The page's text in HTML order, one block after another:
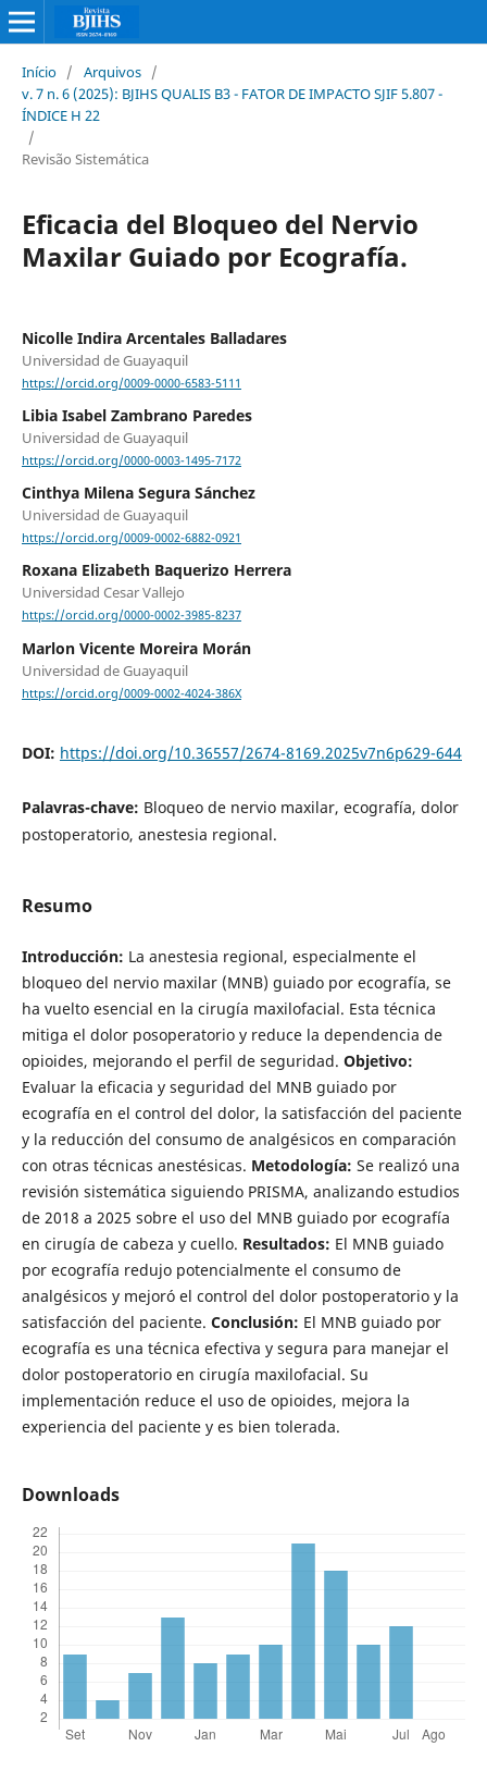
Início / Arquivos /
v. 7 n. 6 (2025): BJIHS QUALIS B3 - FATOR DE IMPACTO SJIF 5.807 -
ÍNDICE H 22
/
Revisão Sistemática
Eficacia del Bloqueo del Nervio
Maxilar Guiado por Ecografía.
Nicolle Indira Arcentales Balladares
Universidad de Guayaquil
https://orcid.org/0009-0000-6583-5111
Libia Isabel Zambrano Paredes
Universidad de Guayaquil
https://orcid.org/0000-0003-1495-7172
Cinthya Milena Segura Sánchez
Universidad de Guayaquil
https://orcid.org/0009-0002-6882-0921
Roxana Elizabeth Baquerizo Herrera
Universidad Cesar Vallejo
https://orcid.org/0000-0002-3985-8237
Marlon Vicente Moreira Morán
Universidad de Guayaquil
https://orcid.org/0009-0002-4024-386X
DOI: https://doi.org/10.36557/2674-8169.2025v7n6p629-644
Palavras-chave: Bloqueo de nervio maxilar, ecografía, dolor
postoperatorio, anestesia regional.
Resumo
Introducción: La anestesia regional, especialmente el
bloqueo del nervio maxilar (MNB) guiado por ecografía, se
ha vuelto esencial en la cirugía maxilofacial. Esta técnica
mitiga el dolor posoperatorio y reduce la dependencia de
opioides, mejorando el perfil de seguridad. Objetivo:
Evaluar la eficacia y seguridad del MNB guiado por
ecografía en el control del dolor, la satisfacción del paciente
y la reducción del consumo de analgésicos en comparación
con otras técnicas anestésicas. Metodología: Se realizó una
revisión sistemática siguiendo PRISMA, analizando estudios
de 2018 a 2025 sobre el uso del MNB guiado por ecografía
en cirugía de cabeza y cuello. Resultados: El MNB guiado
por ecografía redujo potencialmente el consumo de
analgésicos y mejoró el control del dolor postoperatorio y la
satisfacción del paciente. Conclusión: El MNB guiado por
ecografía es una técnica efectiva y segura para manejar el
dolor postoperatorio en cirugía maxilofacial. Su
implementación reduce el uso de opioides, mejora la
experiencia del paciente y es bien tolerada.
Downloads